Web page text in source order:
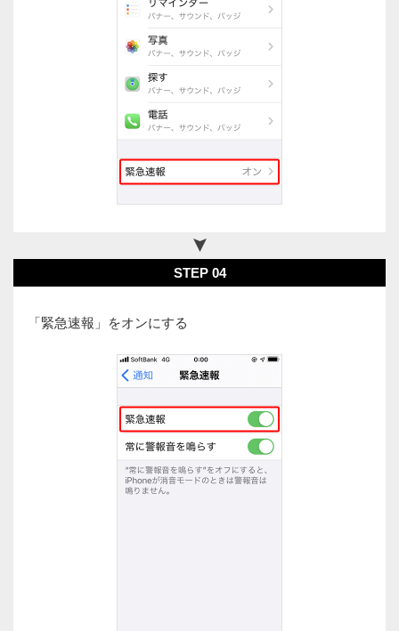
STEP 04
「緊急速報」をオンにする